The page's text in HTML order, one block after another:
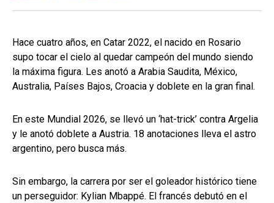
Hace cuatro años, en Catar 2022, el nacido en Rosario
supo tocar el cielo al quedar campeón del mundo siendo
la máxima figura. Les anotó a Arabia Saudita, México,
Australia, Países Bajos, Croacia y doblete en la gran final.
En este Mundial 2026, se llevó un ‘hat-trick’ contra Argelia
y le anotó doblete a Austria. 18 anotaciones lleva el astro
argentino, pero busca más.
Sin embargo, la carrera por ser el goleador histórico tiene
un perseguidor: Kylian Mbappé. El francés debutó en el